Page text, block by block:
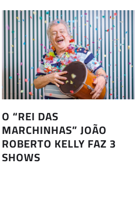
O “REI DAS
MARCHINHAS” JOÃO
ROBERTO KELLY FAZ 3
SHOWS